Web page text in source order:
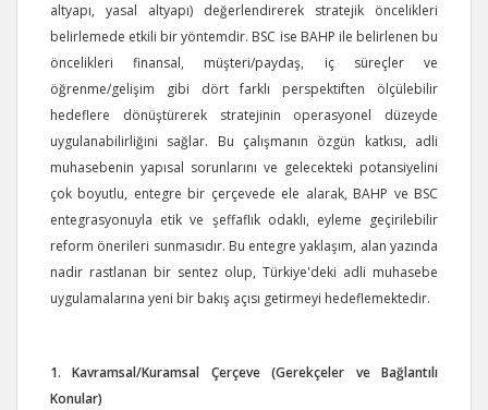
altyapı, yasal altyapı) değerlendirerek stratejik öncelikleri
belirlemede etkili bir yöntemdir. BSC ise BAHP ile belirlenen bu
öncelikleri finansal, müşteri/paydaş, iç süreçler ve
öğrenme/gelişim gibi dört farklı perspektiften ölçülebilir
hedeflere dönüştürerek stratejinin operasyonel düzeyde
uygulanabilirliğini sağlar. Bu çalışmanın özgün katkısı, adli
muhasebenin yapısal sorunlarını ve gelecekteki potansiyelini
çok boyutlu, entegre bir çerçevede ele alarak, BAHP ve BSC
entegrasyonuyla etik ve şeffaflık odaklı, eyleme geçirilebilir
reform önerileri sunmasıdır. Bu entegre yaklaşım, alan yazında
nadir rastlanan bir sentez olup, Türkiye'deki adli muhasebe
uygulamalarına yeni bir bakış açısı getirmeyi hedeflemektedir.
1. Kavramsal/Kuramsal Çerçeve (Gerekçeler ve Bağlantılı
Konular)